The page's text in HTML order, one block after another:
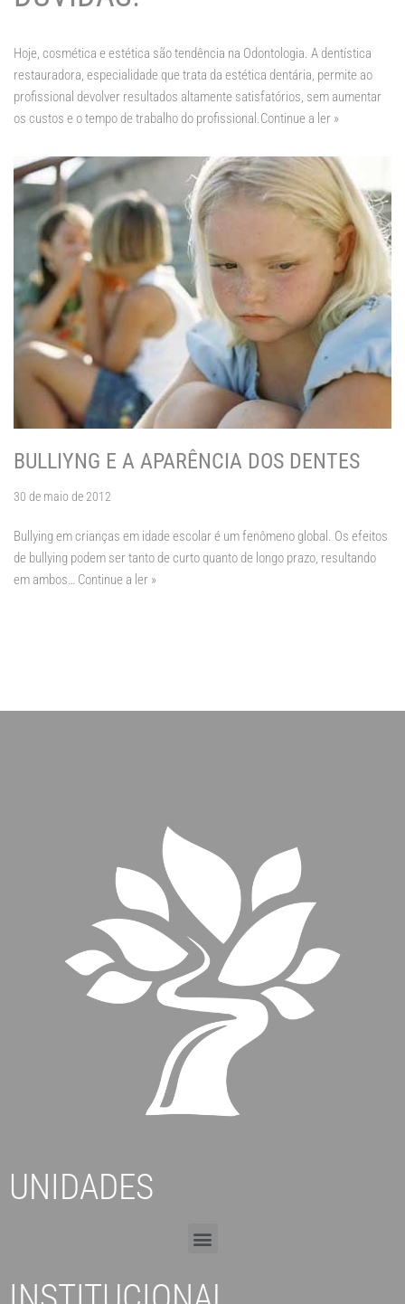
Hoje, cosmética e estética são tendência na Odontologia. A dentística
restauradora, especialidade que trata da estética dentária, permite ao
profissional devolver resultados altamente satisfatórios, sem aumentar
os custos e o tempo de trabalho do profissional. Continue a ler »
BULLIYNG E A APARÊNCIA DOS DENTES
30 de maio de 2012
Bullying em crianças em idade escolar é um fenômeno global. Os efeitos
de bullying podem ser tanto de curto quanto de longo prazo, resultando
em ambos… Continue a ler »
UNIDADES